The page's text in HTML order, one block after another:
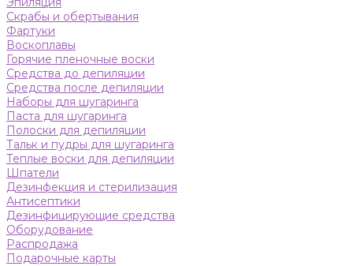
Скрабы и обертывания
Фартуки
Воскоплавы
Горячие пленочные воски
Средства до депиляции
Средства после депиляции
Наборы для шугаринга
Паста для шугаринга
Полоски для депиляции
Тальк и пудры для шугаринга
Теплые воски для депиляции
Шпатели
Дезинфекция и стерилизация
Антисептики
Дезинфицирующие средства
Оборудование
Распродажа
Подарочные карты